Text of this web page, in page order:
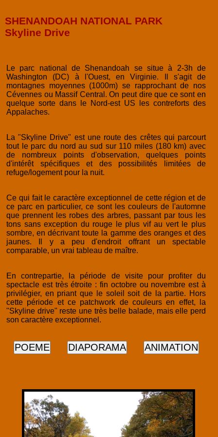
SHENANDOAH NATIONAL PARK
Skyline Drive
Le parc national de Shenandoah se situe à 2-3h de
Washington (DC) à l'Ouest, en Virginie. Il s'agit de
montagnes moyennes (1000m) se rapprochant de nos
Cévennes ou Massif Central. On peut dire que ce sont en
quelque sorte dans le Nord-est US les contreforts des
Appalaches.
La "Skyline Drive" est une route des crêtes qui parcourt
tout le parc du nord au sud sur 110 miles (180 km) avec
de nombreux points d'observation, quelques points
d'intérêt spécifiques et des possibilités limitées de
refuge/logement pour la nuit.
Ce qui fait le caractère exceptionnel de cette région et de
ce parc en particulier, ce sont les couleurs de l'automne
que prennent les robes des arbres, passant par tous les
tons sans exception du rouge le plus vif au vert le plus
sombre, en décrivant toute la gamme des oranges et des
jaunes. Il y a peu d'endroit offrant un spectable
comparable, un vrai tableau de maître.
En contrepartie, la période de visite pour profiter du
spectacle est très étroite : fin octobre ou novembre est à
privilégier, en priant que le soleil soit de la partie. Hors
cette période et ce patchwork de couleurs en effet, la
"Skyline drive" reste une très belle balade, mais elle perd
son caractère exceptionnel.